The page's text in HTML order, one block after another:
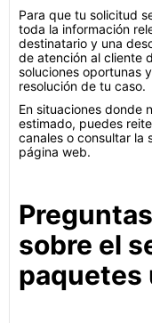
Para que tu solicitud
toda la información
destinatario y una
de atención al cliente
soluciones oportunas
resolución de tu caso.
En situaciones donde
estimado, puedes
canales o consultar la
página web.
sobre el
paquetes